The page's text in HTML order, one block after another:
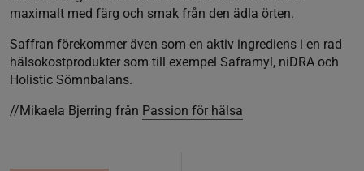
maximalt med färg och smak från den ädla örten.
Saffran förekommer även som en aktiv ingrediens i en rad
hälsokostprodukter som till exempel Saframyl, niDRA och
Holistic Sömnbalans.
//Mikaela Bjerring från Passion för hälsa